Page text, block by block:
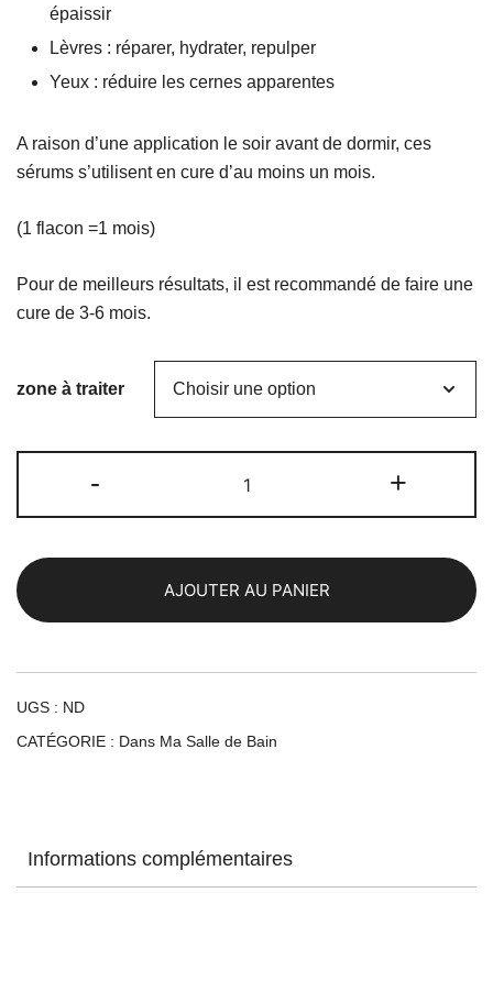
épaissir
Lèvres : réparer, hydrater, repulper
Yeux : réduire les cernes apparentes
A raison d’une application le soir avant de dormir, ces
sérums s’utilisent en cure d’au moins un mois.
(1 flacon =1 mois)
Pour de meilleurs résultats, il est recommandé de faire une
cure de 3-6 mois.
zone à traiter
- +
AJOUTER AU PANIER
UGS : ND
CATÉGORIE : Dans Ma Salle de Bain
Informations complémentaires